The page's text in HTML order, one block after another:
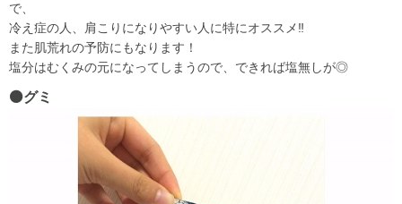
で、
冷え症の人、肩こりになりやすい人に特にオススメ‼
また肌荒れの予防にもなります！
塩分はむくみの元になってしまうので、できれば塩無しが◎
⚫グミ